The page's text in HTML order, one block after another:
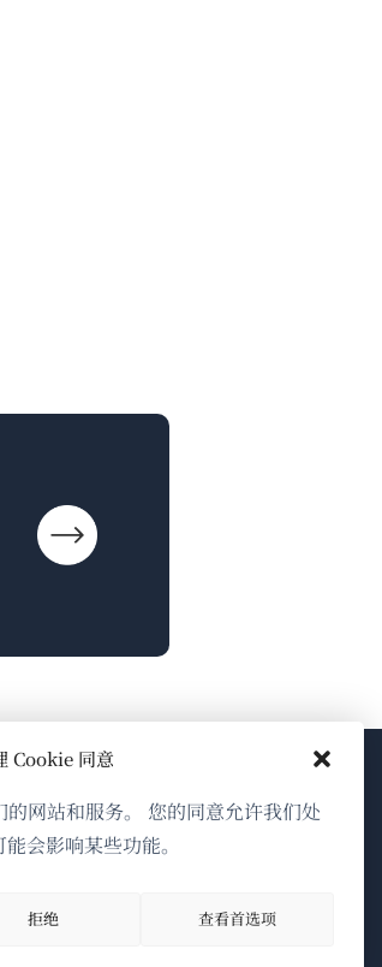
Cookie 同意
网站和服务。 您的同意允许我们处
会影响某些功能。
拒绝 查看首选项
关于WPML
GDPR与隐私政策